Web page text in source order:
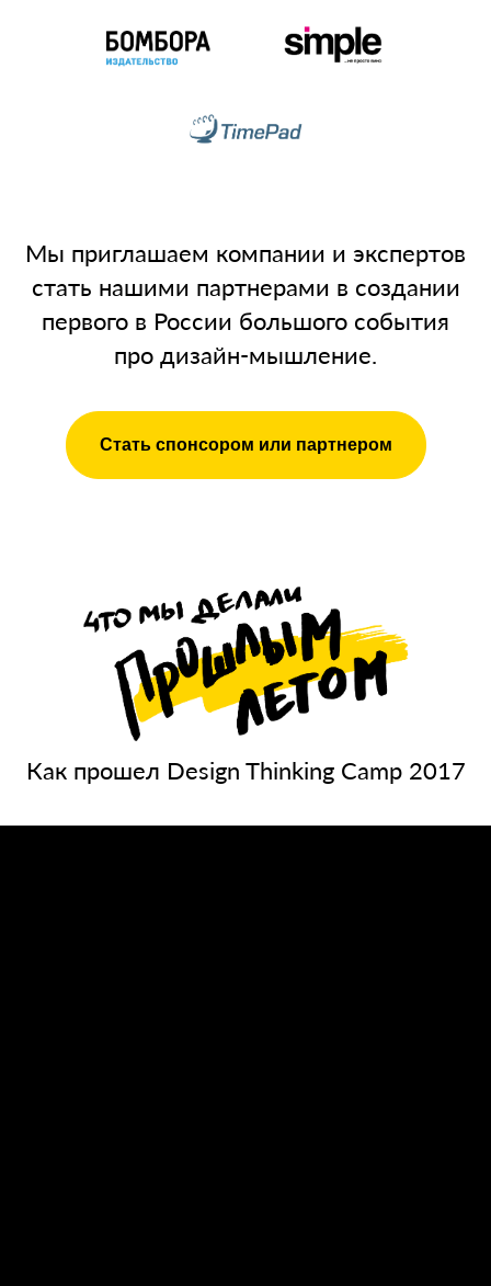
Мы приглашаем компании и экспертов
стать нашими партнерами в создании
первого в России большого события
про дизайн-мышление.
Стать спонсором или партнером
Как прошел Design Thinking Camp 2017